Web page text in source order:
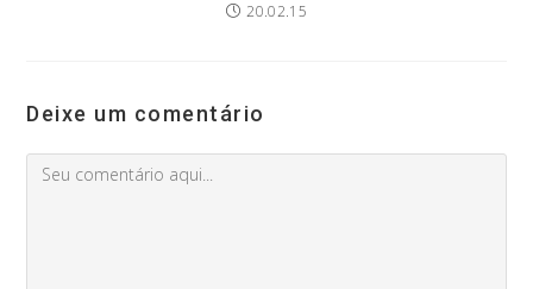
20.02.15
Deixe um comentário
Comment